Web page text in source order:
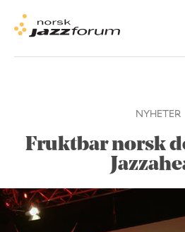
NYHETER
Fruktbar norsk